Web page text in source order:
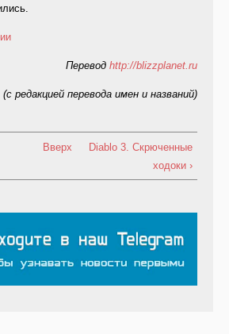
Перевод http://blizzplanet.ru
(с редакцией перевода имен и названий)
Вверх
Diablo 3. Скрюченные
ходоки ›